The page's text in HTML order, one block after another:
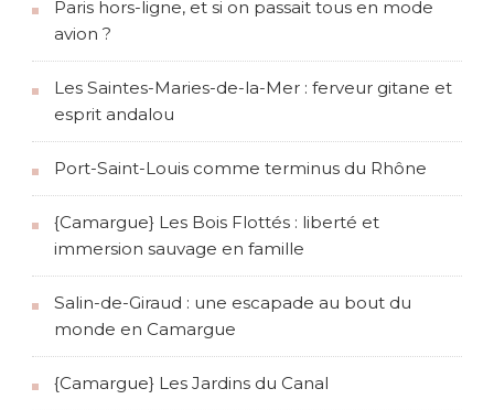
Paris hors-ligne, et si on passait tous en mode
avion ?
Les Saintes-Maries-de-la-Mer : ferveur gitane et
esprit andalou
Port-Saint-Louis comme terminus du Rhône
{Camargue} Les Bois Flottés : liberté et
immersion sauvage en famille
Salin-de-Giraud : une escapade au bout du
monde en Camargue
{Camargue} Les Jardins du Canal